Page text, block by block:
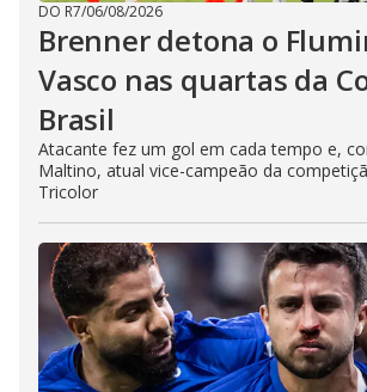
DO R7/06/08/2026
Brenner detona o
Vasco nas quartas da
Brasil
Atacante fez um gol em cada tempo e,
Maltino, atual vice-campeão da
Tricolor